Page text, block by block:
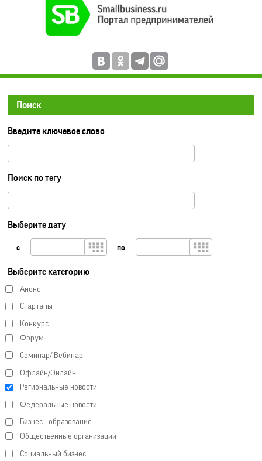
Поиск
Введите ключевое слово
Поиск по тегу
Выберите дату
с по
Выберите категорию
Анонс
Стартапы
Конкурс
Форум
Семинар/ Вебинар
Офлайн/Онлайн
Региональные новости
Федеральные новости
Бизнес - образование
Общественные организации
Социальный бизнес